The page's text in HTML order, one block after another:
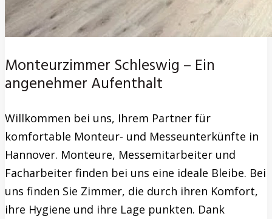
Monteurzimmer Schleswig – Ein
angenehmer Aufenthalt
Willkommen bei uns, Ihrem Partner für
komfortable Monteur- und Messeunterkünfte in
Hannover. Monteure, Messemitarbeiter und
Facharbeiter finden bei uns eine ideale Bleibe. Bei
uns finden Sie Zimmer, die durch ihren Komfort,
ihre Hygiene und ihre Lage punkten. Dank